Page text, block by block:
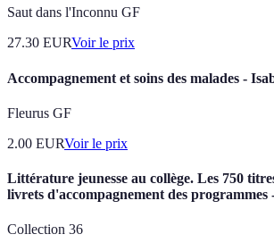
Saut dans l'Inconnu GF
27.30 EURVoir le prix
Accompagnement et soins des malades -
Fleurus GF
2.00 EURVoir le prix
Littérature jeunesse au collège. Les 750
livrets d'accompagnement des programmes
Collection 36